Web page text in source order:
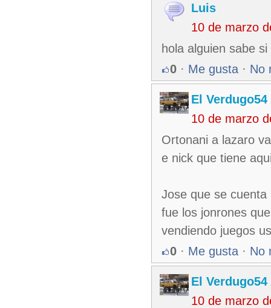
Luis
10 de marzo
hola alguien sabe
0 · Me gusta · No
El Verdugo54
10 de marzo
Ortonani a lazaro
e nick que tiene
Jose que se
fue los jonrones
vendiendo juegos
0 · Me gusta · No
El Verdugo54
10 de marzo